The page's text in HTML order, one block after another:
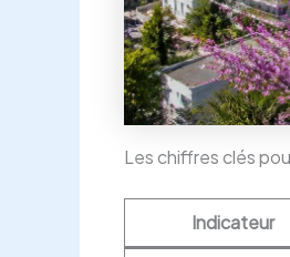
Les chiffres clés
Indicateur